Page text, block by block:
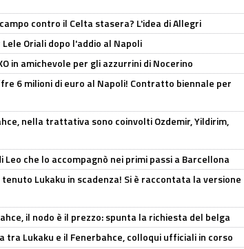
contro il Celta stasera? L'idea di Allegri
Oriali dopo l'addio al Napoli
in amichevole per gli azzurrini di Nocerino
6 milioni di euro al Napoli! Contratto biennale per
nella trattativa sono coinvolti Ozdemir, Yildirim,
Leo che lo accompagnò nei primi passi a Barcellona
tenuto Lukaku in scadenza! Si è raccontata la versione
il nodo è il prezzo: spunta la richiesta del belga
Lukaku e il Fenerbahce, colloqui ufficiali in corso